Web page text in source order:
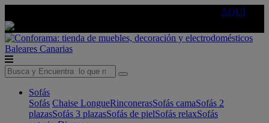
AQUÍ
Baleares Canarias
Sofás
Sofás Chaise LongueRinconerasSofás camaSofás 2
plazasSofás 3 plazasSofás de pielSofás relaxSofás